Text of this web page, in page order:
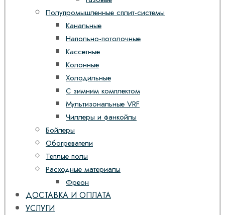
Полупромышленные сплит-системы
Канальные
Напольно-потолочные
Кассетные
Колонные
Холодильные
С зимним комплектом
Мультизональные VRF
Чиллеры и фанкойлы
Бойлеры
Обогреватели
Теплые полы
Расходные материалы
Фреон
ДОСТАВКА И ОПЛАТА
УСЛУГИ